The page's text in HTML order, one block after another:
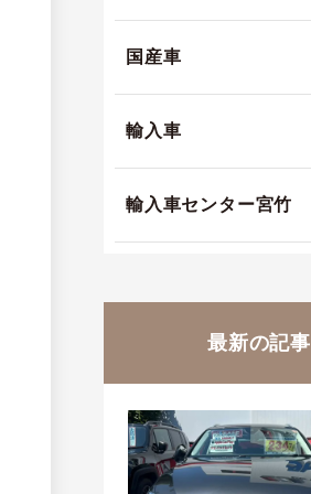
国産車
輸入車
輸入車センター宮竹
最新の記事